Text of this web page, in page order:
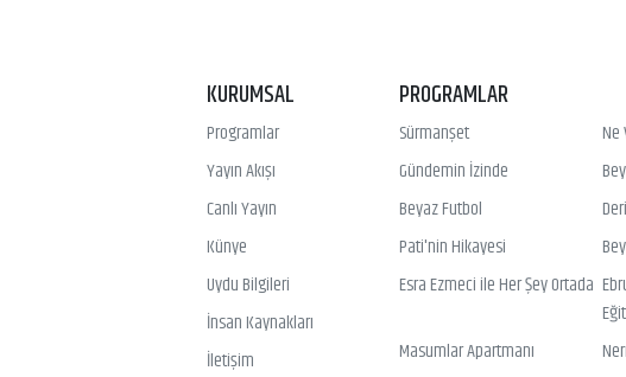
KURUMSAL
Programlar
Yayın Akışı
Canlı Yayın
Künye
Uydu Bilgileri
İnsan Kaynakları
İletişim
PROGRAMLAR
Sürmanşet Ne
Gündemin İzinde
Beyaz Futbol
Pati'nin Hikayesi
Esra Ezmeci ile Her Şey Ortada
Masumlar Apartmanı